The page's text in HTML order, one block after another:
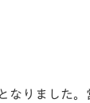
りました